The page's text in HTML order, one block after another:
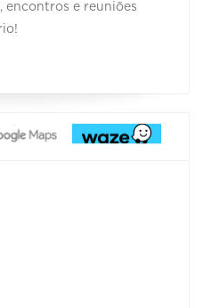
encontros e reuniões